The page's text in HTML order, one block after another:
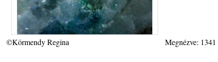
©Körmendy Regina Megnézve: